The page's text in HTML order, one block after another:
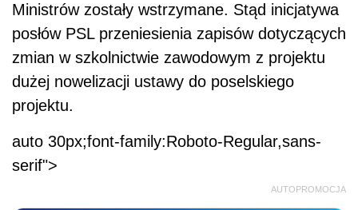
Ministrów zostały wstrzymane. Stąd inicjatywa
posłów PSL przeniesienia zapisów dotyczących
zmian w szkolnictwie zawodowym z projektu
dużej nowelizacji ustawy do poselskiego
projektu.
auto 30px;font-family:Roboto-Regular,sans-
serif">
AUTOPROMOCJA